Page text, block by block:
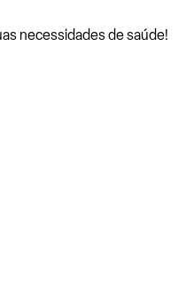
necessidades de saúde!